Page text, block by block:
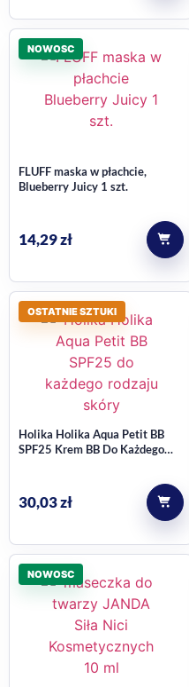
NOWOSC
FLUFF maska w płachcie,
Blueberry Juicy 1 szt.
14,29zł
OSTATNIE SZTUKI
Holika Holika Aqua Petit BB
SPF25 Krem BB Do Każdego
30,03zł
NOWOSC